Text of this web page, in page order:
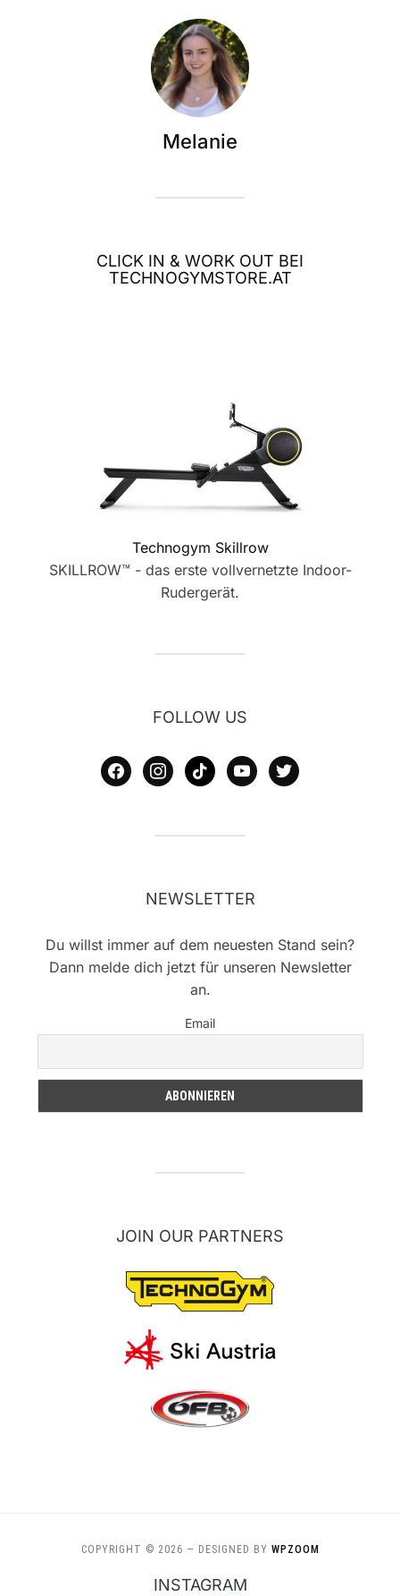
Melanie
CLICK IN & WORK OUT BEI
TECHNOGYMSTORE.AT
Technogym Skillrow
SKILLROW™ - das erste vollvernetzte Indoor-
Rudergerät.
FOLLOW US
facebookinstagram
tiktok youtubetwitter
NEWSLETTER
Du willst immer auf dem neuesten Stand sein?
Dann melde dich jetzt für unseren Newsletter
an.
Email
JOIN OUR PARTNERS
COPYRIGHT © 2026 — DESIGNED BY WPZOOM
INSTAGRAM